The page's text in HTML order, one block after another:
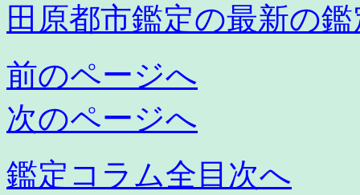
田原都市鑑定の最新の
前のページへ
次のページへ
鑑定コラム全目次へ